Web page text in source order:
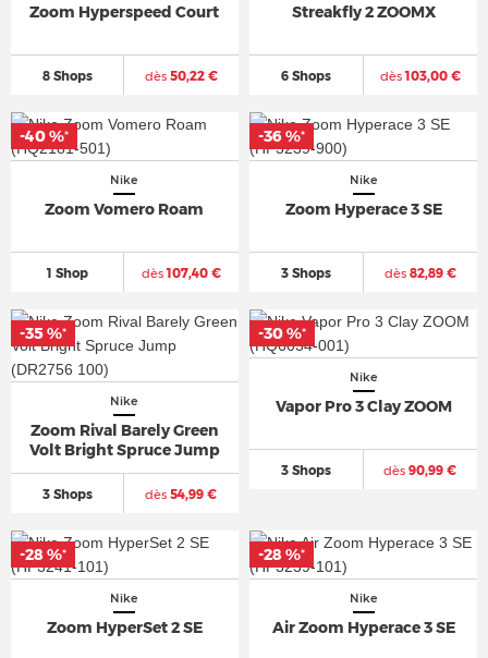
Zoom Hyperspeed Court
8 Shops dès50,22 €
Streakfly 2 ZOOMX
6 Shops dès103,00 €
Nike
Zoom Vomero Roam
1 Shop dès107,40 €
-40 %*
Nike
Zoom Hyperace 3 SE
3 Shops dès82,89 €
-36 %*
Nike
Zoom Rival Barely Green
Volt Bright Spruce Jump
3 Shops dès 54,99 €
-35 %*
Nike
Vapor Pro 3 Clay ZOOM
3 Shops dès 90,99 €
-30 %*
Nike
Zoom HyperSet 2 SE
-28 %*
Nike
Air Zoom Hyperace 3 SE
-28 %*